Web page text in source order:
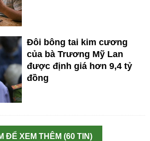
Đôi bông tai kim cương
của bà Trương Mỹ Lan
được định giá hơn 9,4 tỷ
đồng
ĐỂ XEM THÊM (60 TIN)